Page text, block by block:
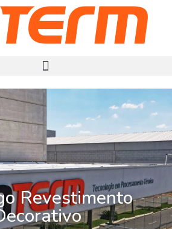
Revestimento